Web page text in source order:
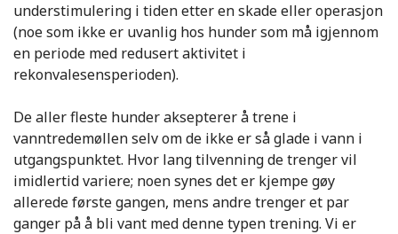
understimulering i tiden etter en skade eller operasjon
(noe som ikke er uvanlig hos hunder som må igjennom
en periode med redusert aktivitet i
rekonvalesensperioden).
De aller fleste hunder aksepterer å trene i
vanntredemøllen selv om de ikke er så glade i vann i
utgangspunktet. Hvor lang tilvenning de trenger vil
imidlertid variere; noen synes det er kjempe gøy
allerede første gangen, mens andre trenger et par
ganger på å bli vant med denne typen trening. Vi er